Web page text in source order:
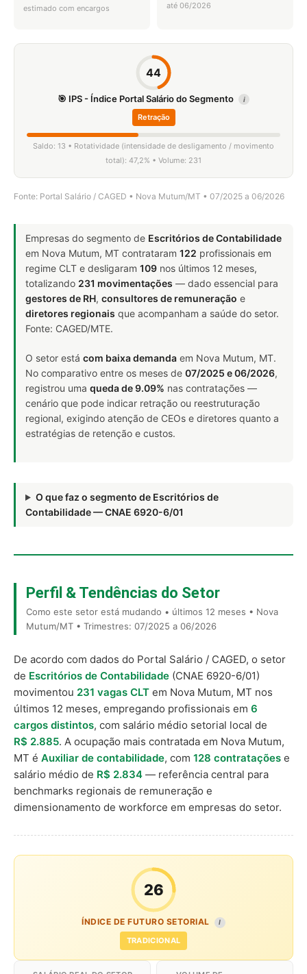
estimado com encargos até 06/2026
44
🎯 IPS - Índice Portal Salário do Segmento i
Retração
Saldo: 13 • Rotatividade (intensidade de desligamento / movimento
total): 47,2% • Volume: 231
Fonte: Portal Salário / CAGED • Nova Mutum/MT • 07/2025 a 06/2026
Empresas do segmento de Escritórios de Contabilidade
em Nova Mutum, MT contrataram 122 profissionais em
regime CLT e desligaram 109 nos últimos 12 meses,
totalizando 231 movimentações — dado essencial para
gestores de RH, consultores de remuneração e
diretores regionais que acompanham a saúde do setor.
Fonte: CAGED/MTE.
O setor está com baixa demanda em Nova Mutum, MT.
No comparativo entre os meses de 07/2025 e 06/2026,
registrou uma queda de 9.09% nas contratações —
cenário que pode indicar retração ou reestruturação
regional, exigindo atenção de CEOs e diretores quanto a
estratégias de retenção e custos.
O que faz o segmento de Escritórios de
Contabilidade — CNAE 6920-6/01
Perfil & Tendências do Setor
Como este setor está mudando • últimos 12 meses • Nova
Mutum/MT • Trimestres: 07/2025 a 06/2026
De acordo com dados do Portal Salário / CAGED, o setor
de Escritórios de Contabilidade (CNAE 6920-6/01)
movimentou 231 vagas CLT em Nova Mutum, MT nos
últimos 12 meses, empregando profissionais em 6
cargos distintos, com salário médio setorial local de
R$ 2.885. A ocupação mais contratada em Nova Mutum,
MT é Auxiliar de contabilidade, com 128 contratações e
salário médio de R$ 2.834 — referência central para
benchmarks regionais de remuneração e
dimensionamento de workforce em empresas do setor.
26
ÍNDICE DE FUTURO SETORIAL I
TRADICIONAL